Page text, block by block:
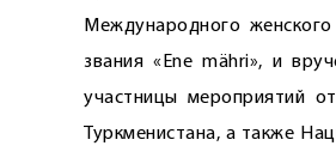
Международного
звания «Ene mähri», и
участницы мероприятий
Туркменистана, а также